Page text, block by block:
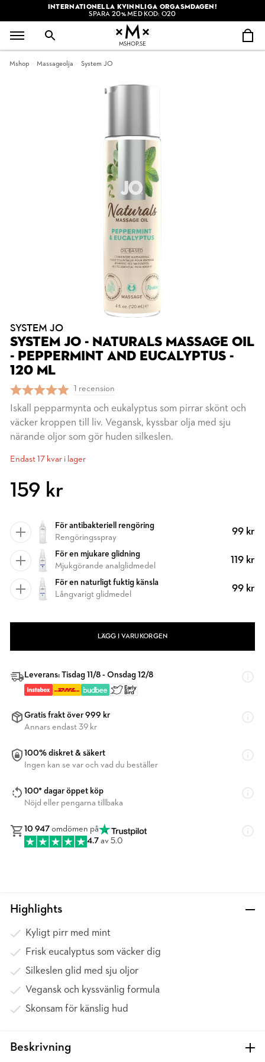
INTERNATIONELLA KVINNLIGA ORGASMDAGEN!
SPARA 20% MED KOD: O20
MSHOP.SE
Mshop Massageolja System JO
SYSTEM JO
SYSTEM JO - NATURALS MASSAGE OIL
- PEPPERMINT AND EUCALYPTUS -
120 ML
1 recension
Iskall pepparmynta och eukalyptus som pirrar skönt och
väcker kroppen till liv. Vegansk, kyssbar olja med sju
närande oljor som gör huden silkeslen.
Endast 17 kvar i lager
159 kr
För antibakteriell rengöring
Rengöringsspray
99 kr
För en mjukare glidning
Mjukgörande analglidmedel
119 kr
För en naturligt fuktig känsla
Långvarigt glidmedel
99 kr
LÄGG I VARUKORGEN
Leverans: Tisdag 11/8 - Onsdag 12/8
Gratis frakt över 999 kr
Annars endast 39 kr
100% diskret & säkert
Ingen kan se var och vad du beställer
100* dagar öppet köp
Nöjd eller pengarna tillbaka
10 947 omdömen på
4.7 av 5.0
Highlights
Kyligt pirr med mint
Frisk eucalyptus som väcker dig
Silkeslen glid med sju oljor
Vegansk och kyssvänlig formula
Skonsam för känslig hud
Beskrivning